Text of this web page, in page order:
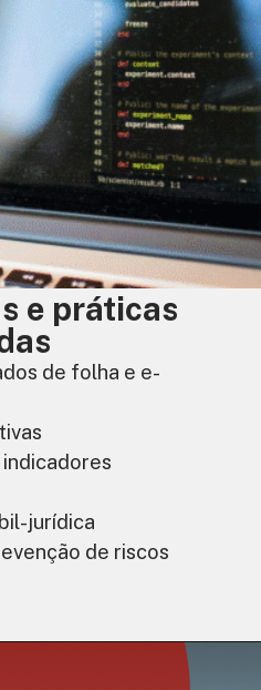
e práticas
de folha e e-
indicadores
jurídica
de riscos